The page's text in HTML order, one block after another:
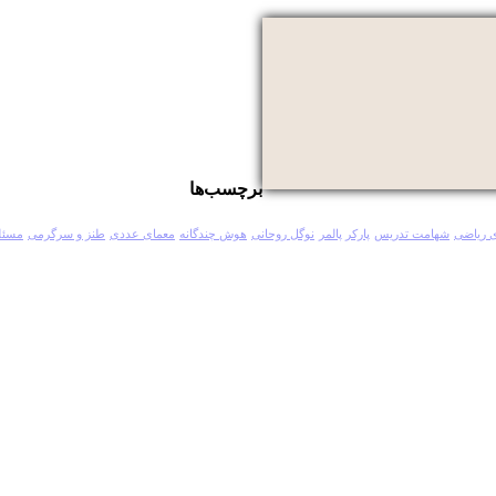
برچسب‌ها
ریاضی شهامت تدریس پارکر پالمر نوگل روحانی هوش چندگانه معمای عددی طنز و سرگرمی